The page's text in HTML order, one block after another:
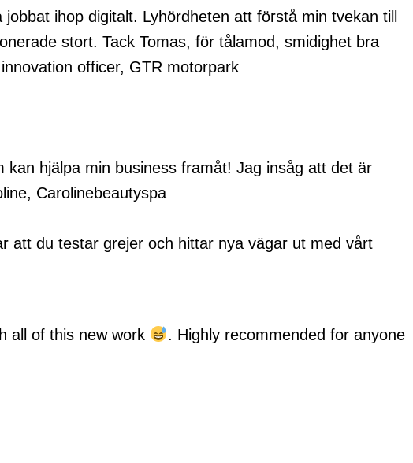
ihop digitalt. Lyhördheten att förstå min tvekan till
stort. Tack Tomas, för tålamod, smidighet bra
officer, GTR motorpark
hjälpa min business framåt! Jag insåg att det är
Carolinebeautyspa
att du testar grejer och hittar nya vägar ut med vårt
all of this new work
. Highly recommended for anyone